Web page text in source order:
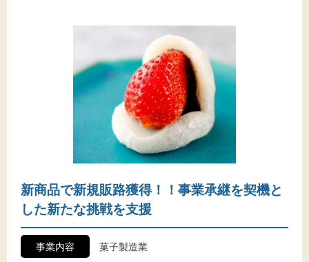
新商品で新規販路獲得！！事業承継を契機と
した新たな挑戦を支援
事業内容 菓子製造業